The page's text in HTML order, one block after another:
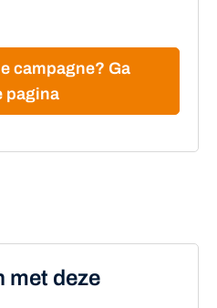
campagne? Ga
pagina
met deze